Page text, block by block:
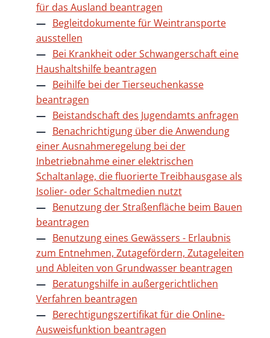
für das Ausland beantragen
Begleitdokumente für Weintransporte
ausstellen
Bei Krankheit oder Schwangerschaft eine
Haushaltshilfe beantragen
Beihilfe bei der Tierseuchenkasse
beantragen
Beistandschaft des Jugendamts anfragen
Benachrichtigung über die Anwendung
einer Ausnahmeregelung bei der
Inbetriebnahme einer elektrischen
Schaltanlage, die fluorierte Treibhausgase als
Isolier- oder Schaltmedien nutzt
Benutzung der Straßenfläche beim Bauen
beantragen
Benutzung eines Gewässers - Erlaubnis
zum Entnehmen, Zutagefördern, Zutageleiten
und Ableiten von Grundwasser beantragen
Beratungshilfe in außergerichtlichen
Verfahren beantragen
Berechtigungszertifikat für die Online-
Ausweisfunktion beantragen